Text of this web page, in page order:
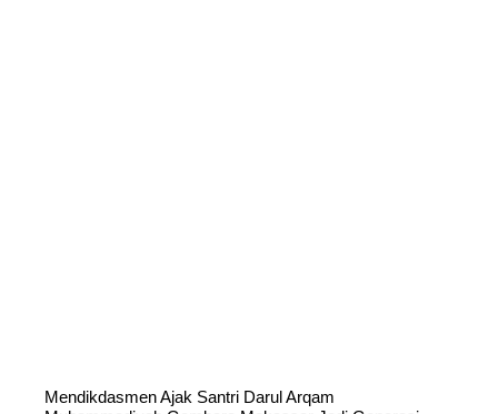
Mendikdasmen Ajak Santri Darul Arqam